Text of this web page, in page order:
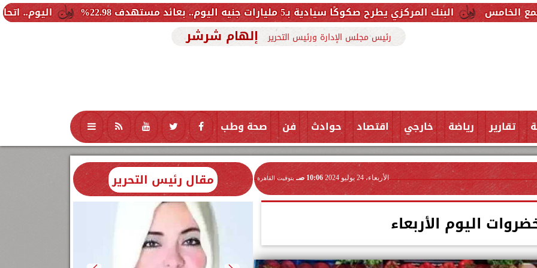
اليوم.. اتحاد البنك المركزي يطرح صكوكًا سيادية بـ5 مليارات جنيه اليوم.. بعائد مستهدف 22.98%
رئيس مجلس الإدارة ورئيس التحرير إلهام شرشر
تقارير رياضة خارجي اقتصاد حوادث فن صحة وطب تكنولوجيا منوعات محافظات
الأربعاء، 24 يوليو 2024 10:06 صـ بتوقيت القاهرة
اليوم الأربعاء
مقال رئيس التحرير